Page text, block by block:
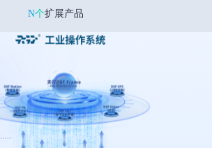
N个扩展产品